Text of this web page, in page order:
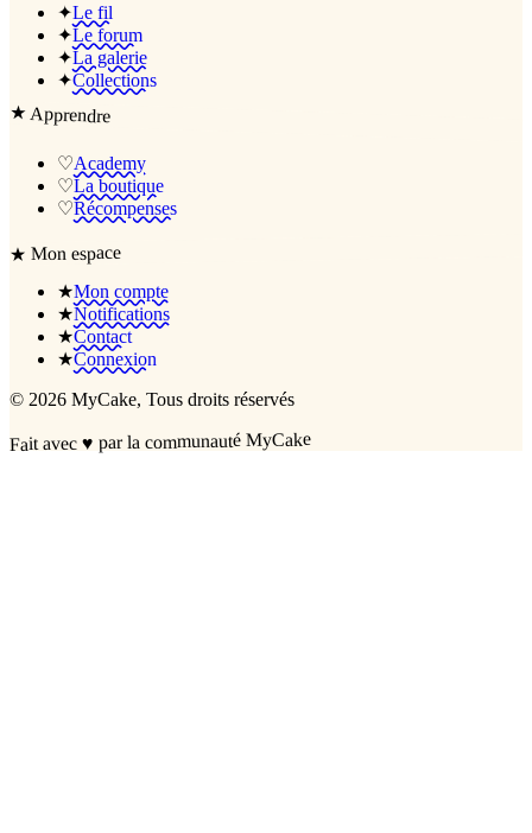
✦Le fil
✦Le forum
✦La galerie
✦Collections
★Apprendre
♡Academy
♡La boutique
♡Récompenses
★Mon espace
★Mon compte
★Notifications
★Contact
★Connexion
© 2026 MyCake, Tous droits réservés
Fait avec♥ par la communauté MyCake